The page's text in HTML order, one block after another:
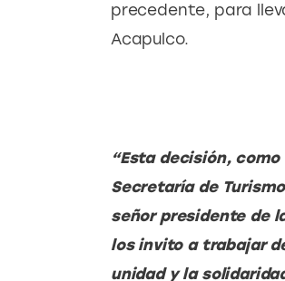
precedente, para
Acapulco.
“Esta decisión,
Secretaría de
señor presidente de
los invito a trabajar
unidad y la